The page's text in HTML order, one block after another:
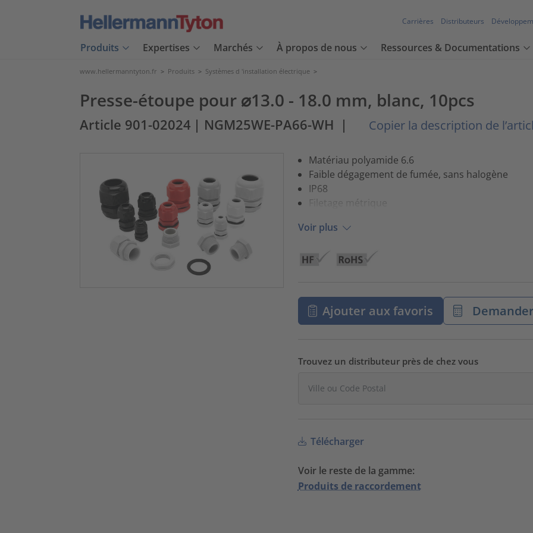
Carrières Distributeurs
Produits Expertises Marchés À propos de nous Ressources & Documentations
www.hellermanntyton.fr > Produits > Systèmes d 'installation électrique >
Presse-étoupe pour ⌀13.0 - 18.0 mm, blanc, 10pcs
Article 901-02024 | NGM25WE-PA66-WH | Copier la description de
Matériau polyamide 6.6
Faible dégagement de fumée, sans halogène
IP68
Filetage métrique
Voir plus
Ajouter aux favoris
Trouvez un distributeur près de chez vous
Télécharger
Voir le reste de la gamme:
Produits de raccordement